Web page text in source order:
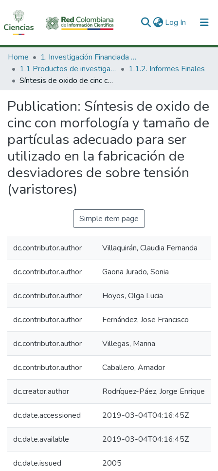
Log In (current)
Communities & Collections
All of DSpace
Home
1. Investigación Financiada con Recursos Públicos
1.1 Productos de investigación
1.1.2. Informes Finales
Síntesis de oxido de cinc con morfología y tamaño de partículas adecuado para ser utilizado en la fabricación de desviadores de sobre tensión (varistores)
Publication: Síntesis de oxido de
cinc con morfología y tamaño de
partículas adecuado para ser
utilizado en la fabricación de
desviadores de sobre tensión
(varistores)
Simple item page
dc.contributor.author Villaquirán, Claudia Fernanda
dc.contributor.author Gaona Jurado, Sonia
dc.contributor.author Hoyos, Olga Lucia
dc.contributor.author Fernández, Jose Francisco
dc.contributor.author Villegas, Marina
dc.contributor.author Caballero, Amador
dc.creator.author Rodríquez-Páez, Jorge Enrique
dc.date.accessioned 2019-03-04T04:16:45Z
dc.date.available 2019-03-04T04:16:45Z
dc.date.issued 2005